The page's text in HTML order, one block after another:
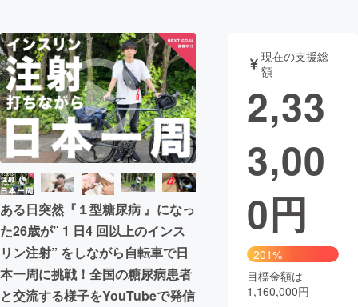
テクノロジー・ガジェット
映像・映画 書籍・雑誌
ビジネス・起業 チャレンジ
まちづくり・地域活性化
CAMPFIRE for Social Good
CAMPFIRE Creation
CAMPFIREふるさと納税machi-ya コミュニティ
ある日突然『１型糖尿病 』になっ
た26歳が” 1 日4 回以上のインス
リン注射” をしながら自転車で日
本一周に挑戦！全国の糖尿病患者
と交流する様子をYouTubeで発信
現在の支援総
額
2,33
3,00
0円
201%
目標金額は
1,160,000円